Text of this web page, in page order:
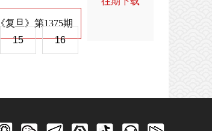
《复旦》第1375期
15 16